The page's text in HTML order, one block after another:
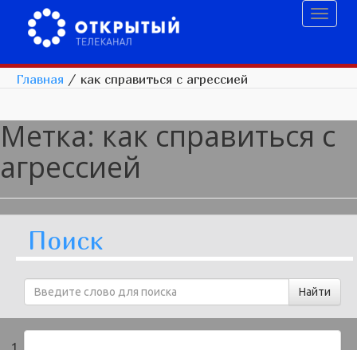
Главная / как справиться с агрессией
Метка: как справиться с
агрессией
Поиск